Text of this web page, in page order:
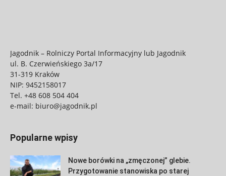
Jagodnik – Rolniczy Portal Informacyjny lub Jagodnik
ul. B. Czerwieńskiego 3a/17
31-319 Kraków
NIP: 9452158017
Tel. +48 608 504 404
e-mail: biuro@jagodnik.pl
Popularne wpisy
Nowe borówki na „zmęczonej” glebie.
Przygotowanie stanowiska po starej